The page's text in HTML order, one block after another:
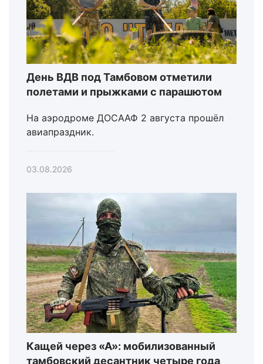
День ВДВ под Тамбовом отметили
полетами и прыжками с парашютом
На аэродроме ДОСААФ 2 августа прошёл
авиапраздник.
03.08.2026
Кащей через «А»: мобилизованный
тамбовский десантник четыре года